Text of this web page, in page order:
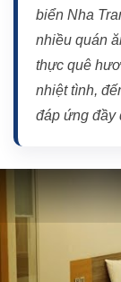
biển Nha
nhiều quán
thực quê
nhiệt tình,
đáp ứng đầy